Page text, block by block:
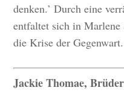
denken.’ Durch eine
entfaltet sich in Marlene
die Krise der
Jackie Thomae,